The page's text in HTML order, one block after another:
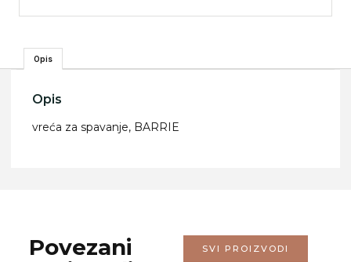
Opis
Opis
vreća za spavanje, BARRIE
Povezani
SVI PROIZVODI